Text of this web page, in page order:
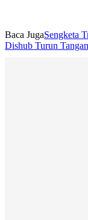
Baca JugaSengketa
Dishub Turun Tangan